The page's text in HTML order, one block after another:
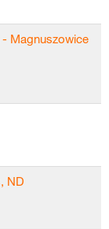
Magnuszowice
ND